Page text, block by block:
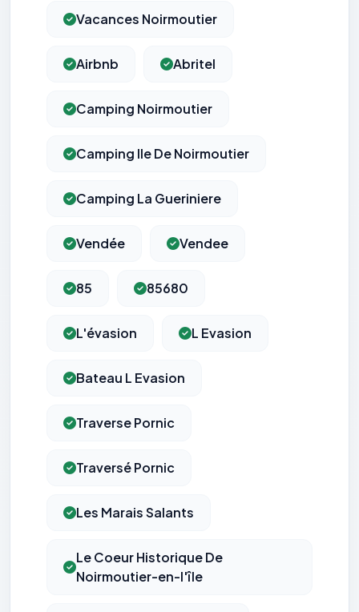
Vacances Noirmoutier
Airbnb Abritel
Camping Noirmoutier
Camping Ile De Noirmoutier
Camping La Gueriniere
Vendée Vendee
85 85680
L'évasion L Evasion
Bateau L Evasion
Traverse Pornic
Traversé Pornic
Les Marais Salants
Le Coeur Historique De
Noirmoutier-en-l'île